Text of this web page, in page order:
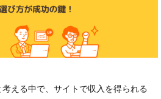
える中で、サイトで収入を得られる